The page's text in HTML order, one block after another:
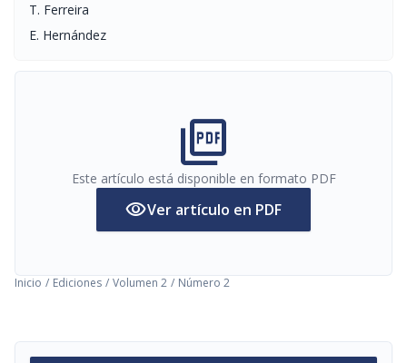
T. Ferreira
E. Hernández
picture_as_pdf
Este artículo está disponible en formato PDF
visibilityVer artículo en PDF
Inicio / Ediciones / Volumen 2 / Número 2